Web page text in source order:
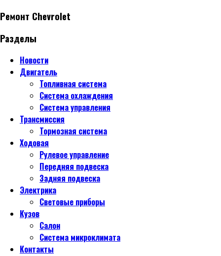
Ремонт Chevrolet
Разделы
Новости
Двигатель
Топливная система
Система охлаждения
Система управления
Трансмиссия
Тормозная система
Ходовая
Рулевое управление
Передняя подвеска
Задняя подвеска
Электрика
Световые приборы
Кузов
Салон
Система микроклимата
Контакты